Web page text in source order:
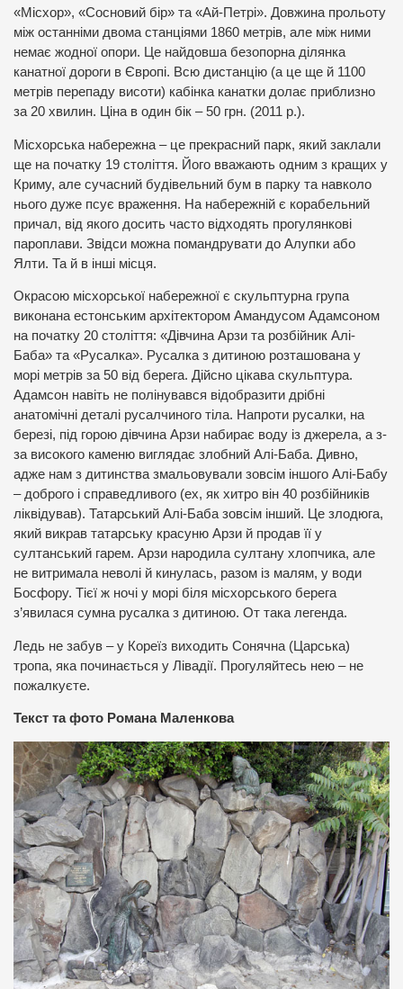
«Місхор», «Сосновий бір» та «Ай-Петрі». Довжина прольоту
між останніми двома станціями 1860 метрів, але між ними
немає жодної опори. Це найдовша безопорна ділянка
канатної дороги в Європі. Всю дистанцію (а це ще й 1100
метрів перепаду висоти) кабінка канатки долає приблизно
за 20 хвилин. Ціна в один бік – 50 грн. (2011 р.).
Місхорська набережна – це прекрасний парк, який заклали
ще на початку 19 століття. Його вважають одним з кращих у
Криму, але сучасний будівельний бум в парку та навколо
нього дуже псує враження. На набережній є корабельний
причал, від якого досить часто відходять прогулянкові
пароплави. Звідси можна помандрувати до Алупки або
Ялти. Та й в інші місця.
Окрасою місхорської набережної є скульптурна група
виконана естонським архітектором Амандусом Адамсоном
на початку 20 століття: «Дівчина Арзи та розбійник Алі-
Баба» та «Русалка». Русалка з дитиною розташована у
морі метрів за 50 від берега. Дійсно цікава скульптура.
Адамсон навіть не полінувався відобразити дрібні
анатомічні деталі русалчиного тіла. Напроти русалки, на
березі, під горою дівчина Арзи набирає воду із джерела, а з-
за високого каменю виглядає злобний Алі-Баба. Дивно,
адже нам з дитинства змальовували зовсім іншого Алі-Бабу
– доброго і справедливого (ех, як хитро він 40 розбійників
ліквідував). Татарський Алі-Баба зовсім інший. Це злодюга,
який викрав татарську красуню Арзи й продав її у
султанський гарем. Арзи народила султану хлопчика, але
не витримала неволі й кинулась, разом із малям, у води
Босфору. Тієї ж ночі у морі біля місхорського берега
з’явилася сумна русалка з дитиною. От така легенда.
Ледь не забув – у Кореїз виходить Сонячна (Царська)
тропа, яка починається у Лівадії. Прогуляйтесь нею – не
пожалкуєте.
Текст та фото Романа Маленкова